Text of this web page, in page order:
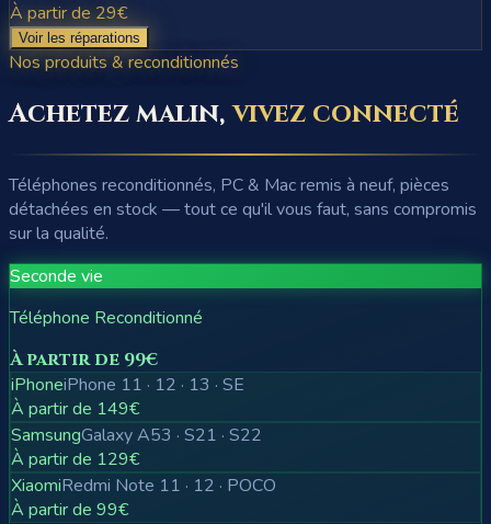
À partir de 29€
Voir les réparations
Nos produits & reconditionnés
Achetez malin, vivez connecté
Téléphones reconditionnés, PC & Mac remis à neuf, pièces
détachées en stock — tout ce qu'il vous faut, sans compromis
sur la qualité.
Seconde vie
Téléphone Reconditionné
À partir de 99€
iPhoneiPhone 11 · 12 · 13 · SE
À partir de 149€
SamsungGalaxy A53 · S21 · S22
À partir de 129€
XiaomiRedmi Note 11 · 12 · POCO
À partir de 99€